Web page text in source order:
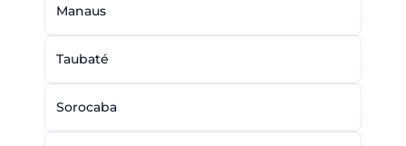
Manaus
Taubaté
Sorocaba